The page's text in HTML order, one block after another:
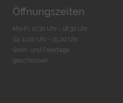
Öffnungszeiten
Mo-Fr. 10:30 Uhr - 18:30 Uhr
Sa. 11:00 Uhr - 15.00 Uhr
Sonn- und Feiertage
geschlossen